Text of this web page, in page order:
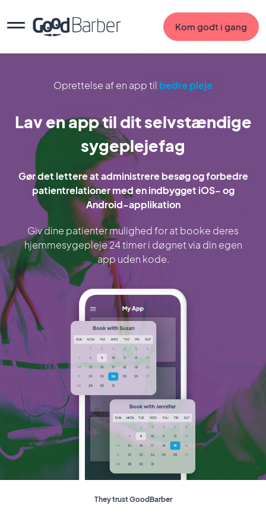
Kom godt i gang
Oprettelse af en app til bedre pleje
Lav en app til dit selvstændige
sygeplejefag
Gør det lettere at administrere besøg og forbedre
patientrelationer med en indbygget iOS- og
Android-applikation
Giv dine patienter mulighed for at booke deres
hjemmesygepleje 24 timer i døgnet via din egen
app uden kode.
They trust GoodBarber